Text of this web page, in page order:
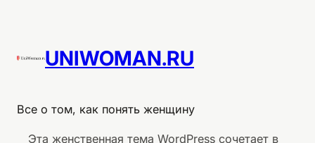
UNIWOMAN.RU
Все о том, как понять женщину
Эта женственная тема WordPress сочетает в